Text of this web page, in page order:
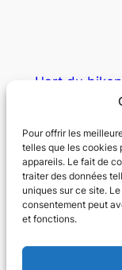
Pour offrir les
telles que les cookies
appareils. Le fait de
traiter des données
uniques sur ce site.
consentement peut
et fonctions.
L'art du
© Copyright
droits